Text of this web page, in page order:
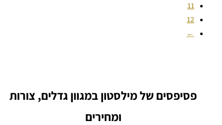
11
12
←
פסיפסים של מילסטון במגוון גדלים, צורות
ומחירים